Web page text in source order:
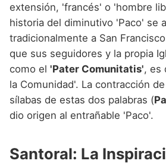
extensión, 'francés' o 'hombre
historia del diminutivo 'Paco' se
tradicionalmente a San
que sus seguidores y la propia
como el 'Pater Comunitatis', es
la Comunidad'. La contracción
sílabas de estas dos palabras (Pa
dio origen al entrañable 'Paco'.
Santoral: La